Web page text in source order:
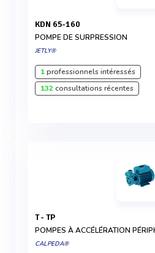
KDN 65-160
POMPE DE SURPRESSION
JETLY®
1professionnels intéressés
132consultations récentes
T - TP
POMPES À ACCÉLÉRATION
CALPEDA®